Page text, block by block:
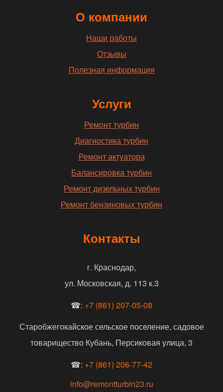
О компании
Наши работы
Отзывы
Полезная информация
Услуги
Ремонт турбин
Диагностика турбин
Ремонт актуатора
Балансировка турбин
Ремонт дизельных турбин
Ремонт бензиновых турбин
Контакты
г. Краснодар,
ул. Московская, д. 113 к.3
☎: +7 (861) 207-05-08
Старобжегокайское сельское поселение, садовое
товарищество Кубань, Персиковая улица, 3
☎: +7 (861) 206-77-42
info@remontturbin23.ru